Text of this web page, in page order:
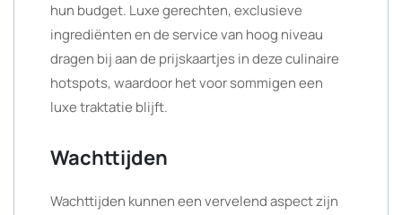
hun budget. Luxe gerechten, exclusieve
ingrediënten en de service van hoog niveau
dragen bij aan de prijskaartjes in deze culinaire
hotspots, waardoor het voor sommigen een
luxe traktatie blijft.
Wachttijden
Wachttijden kunnen een vervelend aspect zijn